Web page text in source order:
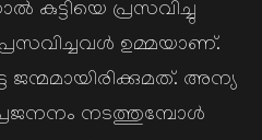
കുട്ടിയെ പ്രസവിച്ചു
ഉമ്മയാണ്.
ജന്മമായിരിക്കുമത്. അന്യ
പ്രജനനം നടത്തുമ്പോള്‍